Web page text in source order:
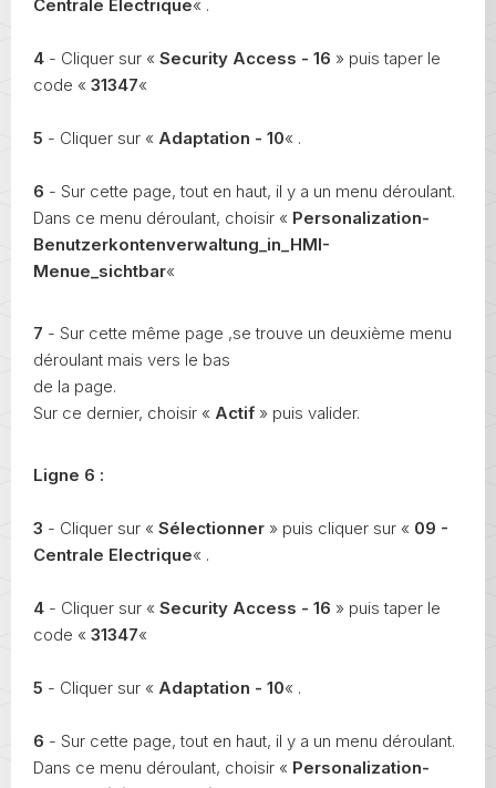
Centrale Electrique« .
4 - Cliquer sur « Security Access - 16 » puis taper le
code « 31347«
5 - Cliquer sur « Adaptation - 10« .
6 - Sur cette page, tout en haut, il y a un menu déroulant.
Dans ce menu déroulant, choisir « Personalization-
Benutzerkontenverwaltung_in_HMI-
Menue_sichtbar«
7 - Sur cette même page ,se trouve un deuxième menu
déroulant mais vers le bas
de la page.
Sur ce dernier, choisir « Actif » puis valider.
Ligne 6 :
3 - Cliquer sur « Sélectionner » puis cliquer sur « 09 -
Centrale Electrique« .
4 - Cliquer sur « Security Access - 16 » puis taper le
code « 31347«
5 - Cliquer sur « Adaptation - 10« .
6 - Sur cette page, tout en haut, il y a un menu déroulant.
Dans ce menu déroulant, choisir « Personalization-